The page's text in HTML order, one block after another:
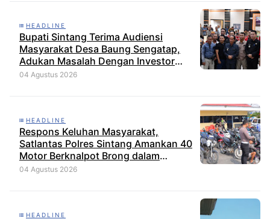
HEADLINE
Bupati Sintang Terima Audiensi
Masyarakat Desa Baung Sengatap,
Adukan Masalah Dengan Investor
Perkebunan
04 Agustus 2026
HEADLINE
Respons Keluhan Masyarakat,
Satlantas Polres Sintang Amankan 40
Motor Berknalpot Brong dalam
Strong Point Pagi
04 Agustus 2026
HEADLINE